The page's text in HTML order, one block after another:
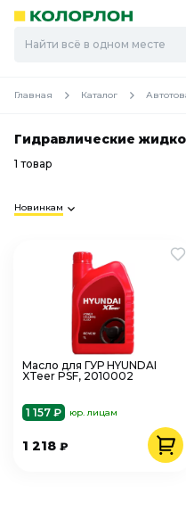
Ск
Ск
Главная Каталог
Гидравлические
1 товар
Новинкам
Масло для ГУР HYUNDAI
XTeer PSF, 2010002
1 157 ₽ юр. лицам
1 218 ₽